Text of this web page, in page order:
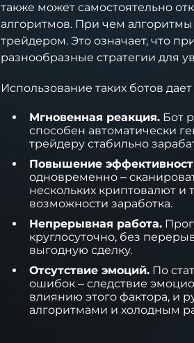
также может самостоятельно
алгоритмов. При чем алгоритмы
трейдером. Это означает, что
разнообразные стратегии для
Использование таких ботов
Мгновенная реакция. Бот
способен автоматически
трейдеру стабильно
Повышение
одновременно –
нескольких криптовалют и
возможности заработка.
Непрерывная работа.
круглосуточно, без
выгодную сделку.
Отсутствие эмоций. По
ошибок – следствие
влиянию этого фактора, и
алгоритмами и холодным